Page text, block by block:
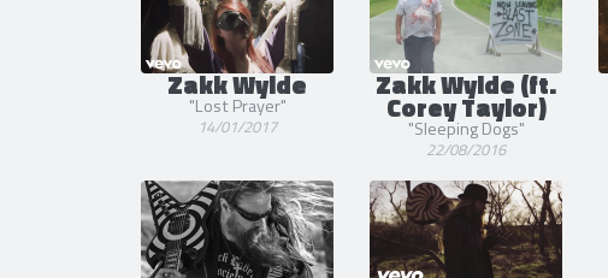
Zakk Wylde
"Lost Prayer"
14/01/2017
Zakk Wylde (ft.
Corey Taylor)
"Sleeping Dogs"
22/08/2016